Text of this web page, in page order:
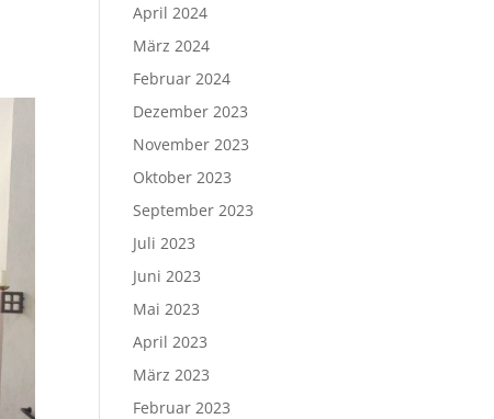
April 2024
März 2024
Februar 2024
Dezember 2023
November 2023
Oktober 2023
September 2023
Juli 2023
Juni 2023
Mai 2023
April 2023
März 2023
Februar 2023